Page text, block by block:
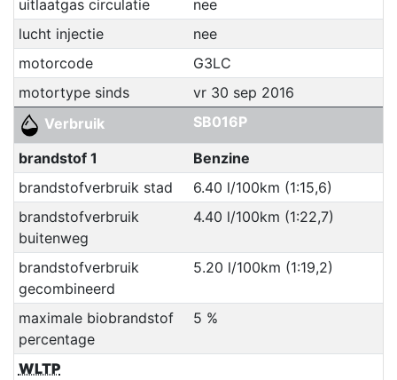
uitlaatgas circulatie
nee
lucht injectie
nee
motorcode
G3LC
motortype sinds
vr 30 sep 2016
Verbruik
SB016P
brandstof 1
Benzine
brandstofverbruik stad
6.40 l/100km (1:15,6)
brandstofverbruik
buitenweg
4.40 l/100km (1:22,7)
brandstofverbruik
gecombineerd
5.20 l/100km (1:19,2)
maximale biobrandstof
percentage
5 %
WLTP